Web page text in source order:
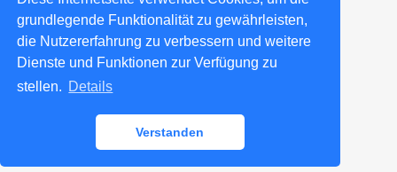
grundlegende Funktionalität zu gewährleisten,
die Nutzererfahrung zu verbessern und weitere
Dienste und Funktionen zur Verfügung zu
stellen. Details
Verstanden